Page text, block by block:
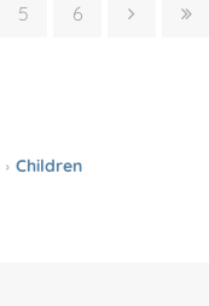
› Children
5 6